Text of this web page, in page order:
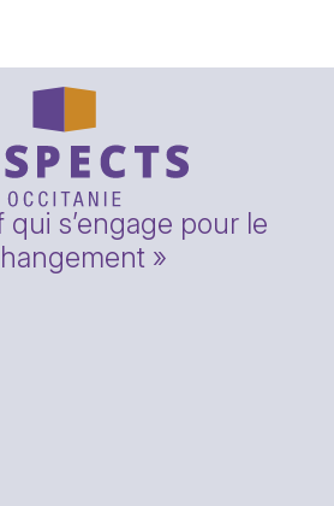
s’engage pour le
»